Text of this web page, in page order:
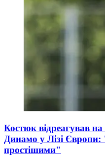
Костюк відреагував
Динамо у Лізі Європи:
простішими"